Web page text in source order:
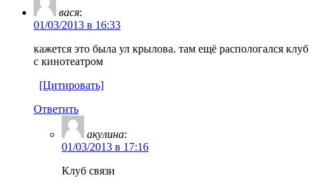
вася:
01/03/2013 в 16:33
кажется это была ул крылова. там ещё распологался клуб
с кинотеатром
[Цитировать]
Ответить
акулина:
01/03/2013 в 17:16
Клуб связи